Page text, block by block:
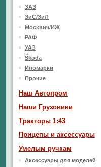
ЗАЗ
ЗиС/ЗиЛ
Москвич/ИЖ
РАФ
УАЗ
Škoda
Иномарки
Прочие
Наш Aвтопром
Наши Грузовики
Тракторы 1:43
Прицепы и аксессуары
Умелым ручкам
Аксессуары для моделей